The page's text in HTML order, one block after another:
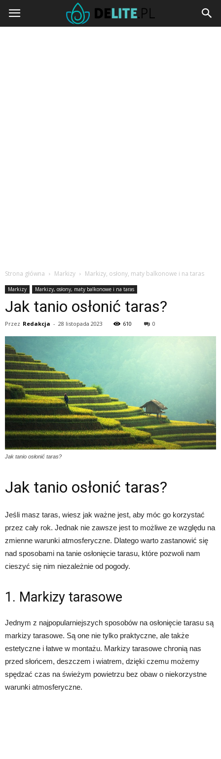
Strona główna Markizy Markizy, osłony, maty balkonowe i na taras
Markizy Markizy, osłony, maty balkonowe i na taras
Jak tanio osłonić taras?
Przez Redakcja - 28 listopada 2023 610 0
Jak tanio osłonić taras?
Jak tanio osłonić taras?
Jeśli masz taras, wiesz jak ważne jest, aby móc go korzystać
przez cały rok. Jednak nie zawsze jest to możliwe ze względu na
zmienne warunki atmosferyczne. Dlatego warto zastanowić się
nad sposobami na tanie osłonięcie tarasu, które pozwoli nam
cieszyć się nim niezależnie od pogody.
1. Markizy tarasowe
Jednym z najpopularniejszych sposobów na osłonięcie tarasu są
markizy tarasowe. Są one nie tylko praktyczne, ale także
estetyczne i łatwe w montażu. Markizy tarasowe chronią nas
przed słońcem, deszczem i wiatrem, dzięki czemu możemy
spędzać czas na świeżym powietrzu bez obaw o niekorzystne
warunki atmosferyczne.